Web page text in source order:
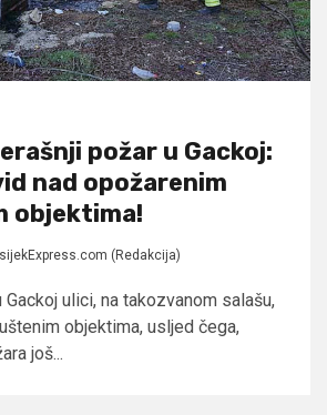
požar u Gackoj:
nad opožarenim
objektima!
(Redakcija)
ulici, na takozvanom salašu,
objektima, usljed čega,
još...